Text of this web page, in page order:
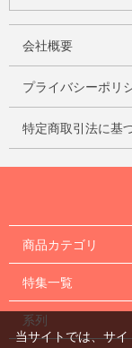
会社概要
プライバシーポリ
特定商取引法に基
商品カテゴリ
特集一覧
系列
当サイトでは、サ